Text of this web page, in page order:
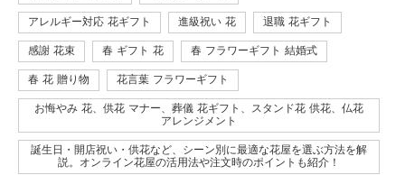
アレルギー対応 花ギフト 進級祝い 花 退職 花ギフト
感謝 花束 春 ギフト 花 春 フラワーギフト 結婚式
春 花 贈り物 花言葉 フラワーギフト
お悔やみ 花、供花 マナー、葬儀 花ギフト、スタンド花 供花、仏花
アレンジメント
誕生日・開店祝い・供花など、シーン別に最適な花屋を選ぶ方法を解
説。オンライン花屋の活用法や注文時のポイントも紹介！